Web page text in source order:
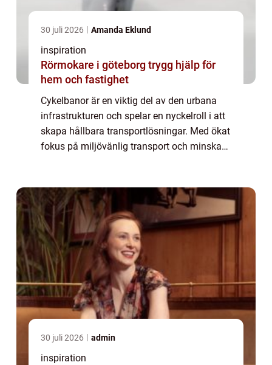
30 juli 2026 Amanda Eklund
inspiration
Rörmokare i göteborg trygg hjälp för
hem och fastighet
Cykelbanor är en viktig del av den urbana
infrastrukturen och spelar en nyckelroll i att
skapa hållbara transportlösningar. Med ökat
fokus på miljövänlig transport och minskad
30 juli 2026 admin
inspiration